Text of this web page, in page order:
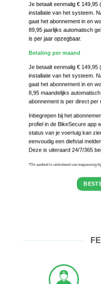
Je betaalt eenmalig € 149,95
installatie van het systeem.
gaat het abonnement in en
89,95 jaarlijks automatisch
is per jaar opzegbaar.
Betaling per maand
Je betaalt eenmalig € 149,95
installatie van het systeem.
gaat het abonnement in en
8,95 maandelijks
abonnement is per direct per
Inbegrepen bij het
profiel in de BikeSecure app
status van je voertuig kan
eenvoudig een diefstal
Deze is uiteraard 24/7/365
*Dit aanbod is uitsluitend van toepassing